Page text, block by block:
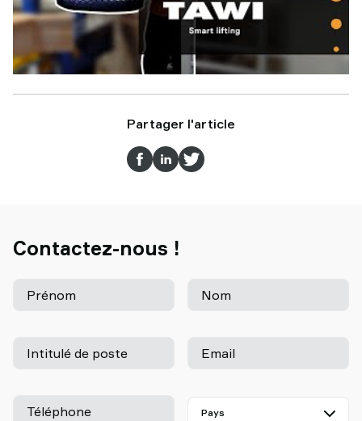
Partager l'article
Contactez-nous !
Prénom Nom
Intitulé de poste Email
Téléphone